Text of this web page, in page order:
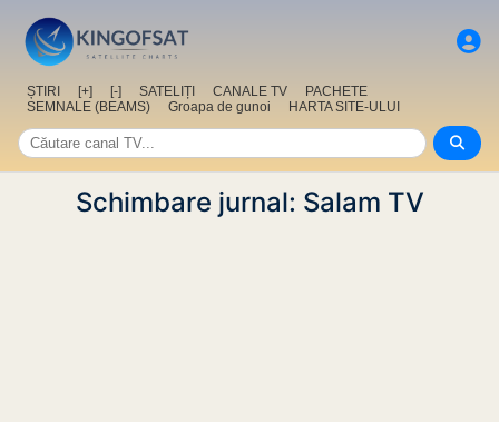
ȘTIRI [+] [-] SATELIȚI CANALE TV
PACHETE
SEMNALE (BEAMS)
Groapa de gunoi HARTA SITE-ULUI
Schimbare jurnal: Salam TV